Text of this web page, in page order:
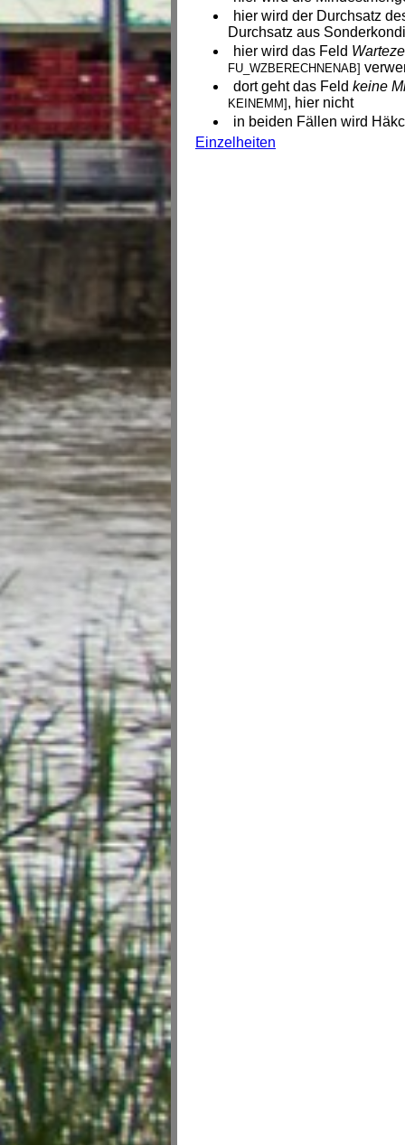
hier wird der Durchsatz
Durchsatz aus
hier wird das Feld
FU_WZBERECHNENAB]
dort geht das Feld keine
KEINEMM] , hier nicht
in beiden Fällen wird
Einzelheiten